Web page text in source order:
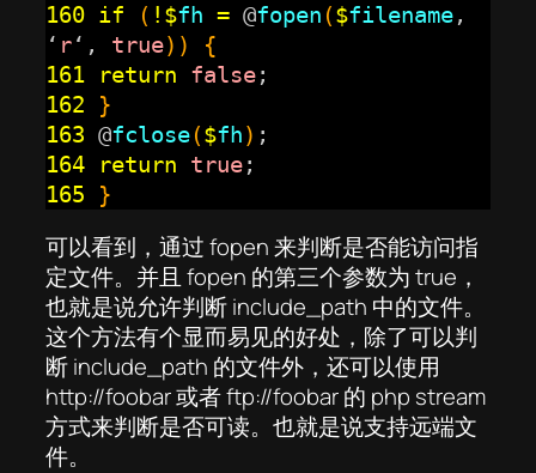
160 if ( ! $fh = @fopen ($filename,
‘ r‘, true))
{
161
return false;
162 }
163 @fclose($fh) ;
164
return true;
165 }
可以看到，通过 fopen 来判断是否能访问指
定文件。并且 fopen 的第三个参数为 true，
也就是说允许判断 include_path 中的文件。
这个方法有个显而易见的好处，除了可以判
断 include_path 的文件外，还可以使用
http://foobar 或者 ftp://foobar 的 php stream
方式来判断是否可读。也就是说支持远端文
件。